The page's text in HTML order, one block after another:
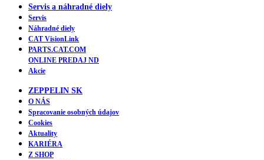
Servis a náhradné diely
Servis
Náhradné diely
CAT VisionLink
PARTS.CAT.COM
ONLINE PREDAJ ND
Akcie
ZEPPELIN SK
O NÁS
Spracovanie osobných údajov
Cookies
Aktuality
KARIÉRA
Z SHOP